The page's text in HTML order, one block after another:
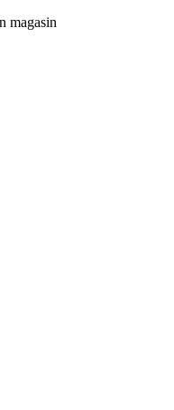
magasin